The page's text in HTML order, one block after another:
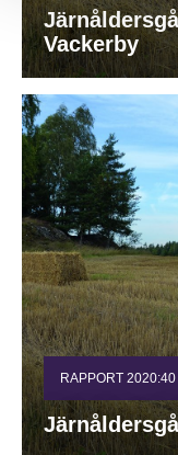
Vackerby
RAPPORT 2020:40